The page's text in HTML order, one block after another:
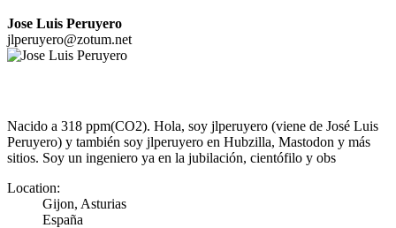
Jose Luis Peruyero
jlperuyero@zotum.net
Nacido a 318 ppm(CO2). Hola, soy jlperuyero (viene de José Luis
Peruyero) y también soy jlperuyero en Hubzilla, Mastodon y más
sitios. Soy un ingeniero ya en la jubilación, cientófilo y obs
Location:
Gijon, Asturias
España